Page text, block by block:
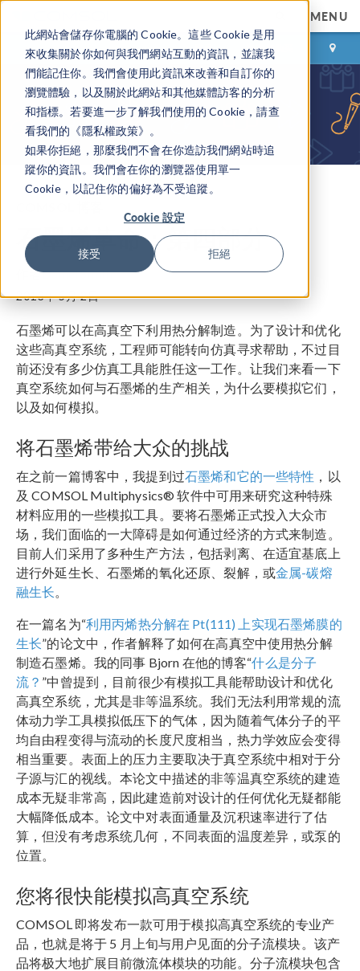
此網站會儲存你電腦的 Cookie。這些 Cookie 是用
來收集關於你如何與我們網站互動的資訊，並讓我
們能記住你。我們會使用此資訊來改善和自訂你的
瀏覽體驗，以及關於此網站和其他媒體訪客的分析
和指標。若要進一步了解我們使用的 Cookie，請查
看我們的《隱私權政策》。
如果你拒絕，那麼我們不會在你造訪我們網站時追
蹤你的資訊。我們會在你的瀏覽器使用單一
Cookie，以記住你的偏好為不受追蹤。
Cookie 設定
接受 拒絕
MENU
登录 咨询与购买
石墨烯革命：第四部分
作者Daniel Smith
2013年 5月 2日
石墨烯可以在高真空下利用热分解制造。为了设计和优化
这些高真空系统，工程师可能转向仿真寻求帮助，不过目
前还没有多少仿真工具能胜任这一工作。让我们来看一下
真空系统如何与石墨烯的生产相关，为什么要模拟它们，
以及如何模拟。
将石墨烯带给大众的挑战
在之前一篇博客中，我提到过石墨烯和它的一些特性 ，以
及 COMSOL Multiphysics® 软件中可用来研究这种特殊
材料应用的一些模拟工具。要将石墨烯正式投入大众市
场，我们面临的一大障碍是如何通过经济的方式来制造。
目前人们采用了多种生产方法，包括剥离、在适宜基底上
进行外延生长、石墨烯的氧化还原、裂解，或金属-碳熔
融生长
在一篇名为“利用丙烯热分解在 Pt(111) 上实现石墨烯膜的
生长”的论文中，作者解释了如何在高真空中使用热分解
制造石墨烯。我的同事 Bjorn 在他的博客“什么是分子
流？ ”中曾提到，目前很少有模拟工具能帮助设计和优化
高真空系统，尤其是非等温系统。我们无法利用常规的流
体动力学工具模拟低压下的气体，因为随着气体分子的平
均自由程变得与流动的长度尺度相当，热力学效应会变得
相当重要。表面上的压力主要取决于真空系统中相对于分
子源与汇的视线。本论文中描述的非等温真空系统的建造
成本无疑非常高，因此建造前对设计的任何优化无疑都能
大幅降低成本。论文中对表面通量及沉积速率进行了估
算，但没有考虑系统几何，不同表面的温度差异，或泵的
位置。
您将很快能模拟高真空系统
COMSOL 即将发布一款可用于模拟高真空系统的专业产
品，也就是将于 5 月上旬与用户见面的分子流模块。该产
品将极大地扩展目前微流体模块的功能。分子流模块包含